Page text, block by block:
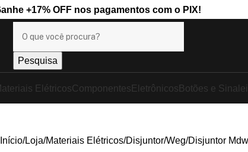
+17% OFF nos pagamentos com o PIX!
Pesquisa
ElétricosComponentes Eletrônicos Botões e
Início Loja Materiais Elétricos Disjuntor Weg Disjuntor